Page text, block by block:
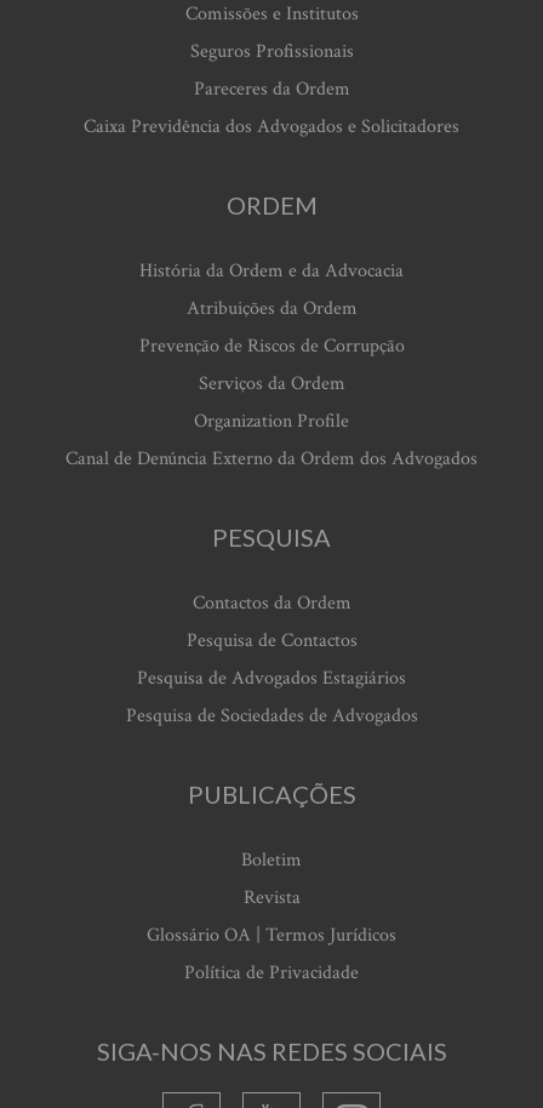
Comissões e Institutos
Seguros Profissionais
Pareceres da Ordem
Caixa Previdência dos Advogados e Solicitadores
ORDEM
História da Ordem e da Advocacia
Atribuições da Ordem
Prevenção de Riscos de Corrupção
Serviços da Ordem
Organization Profile
Canal de Denúncia Externo da Ordem dos Advogados
PESQUISA
Contactos da Ordem
Pesquisa de Contactos
Pesquisa de Advogados Estagiários
Pesquisa de Sociedades de Advogados
PUBLICAÇÕES
Boletim
Revista
Glossário OA | Termos Jurídicos
Política de Privacidade
SIGA-NOS NAS REDES SOCIAIS